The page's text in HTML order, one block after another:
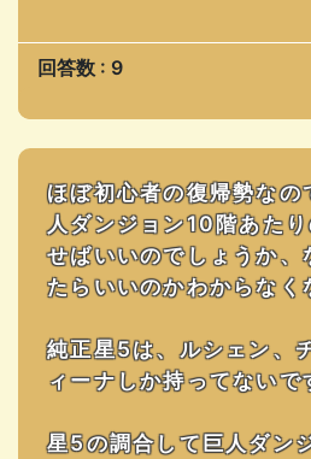
回答数 : 9
ほぼ初心者の復帰勢なの
人ダンジョン10階あた
せばいいのでしょうか、
たらいいのかわからなく
純正星5は、ルシェン、
ィーナしか持ってないで
星5の調合して巨人ダン